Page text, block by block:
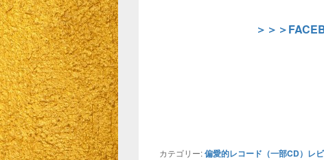
＞＞＞
カテゴリー:偏愛的レコード（一部CD）レ